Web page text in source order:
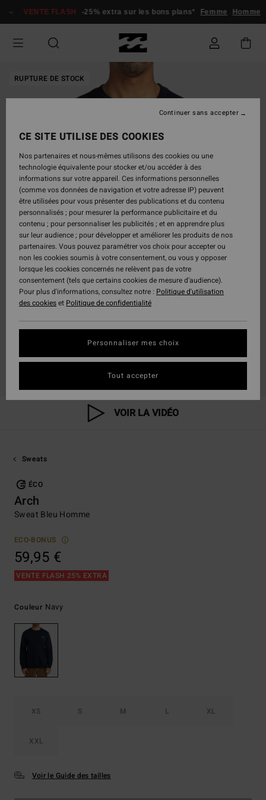
VENTE FLASH -25% extra sur les bons plans* Femme Homme
RUPTURE DE STOCK
VOIR LA VIDÉO
Sweats
ÉCO
Arch
Sweat Bleu Homme
ECO-BONUS
59,95 €
VENTE FLASH 25% EXTRA
Couleur Navy
XS S M L XL
XXL
Voir le Guide des tailles
CE SITE UTILISE DES COOKIES
Nos partenaires et nous-mêmes utilisons des cookies ou une
technologie équivalente pour stocker et/ou accéder à des
informations sur votre appareil. Ces informations personnelles
(comme vos données de navigation et votre adresse IP) peuvent
être utilisées pour vous présenter des publications et du contenu
personnalisés ; pour mesurer la performance publicitaire et du
contenu ; pour personnaliser les publicités ; et en apprendre plus
sur leur audience ; pour développer et améliorer les produits de nos
partenaires. Vous pouvez paramétrer vos choix pour accepter ou
non les cookies soumis à votre consentement, ou vous y opposer
lorsque les cookies concernés ne relèvent pas de votre
consentement (tels que certains cookies de mesure d’audience).
Pour plus d'informations, consultez notre : Politique d'utilisation
des cookieset Politique de confidentialité
Personnaliser mes choix
Continuer sans accepter
Tout accepter